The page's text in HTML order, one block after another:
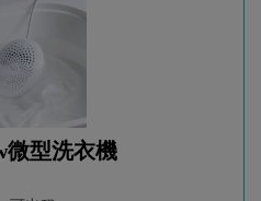
微型洗衣機